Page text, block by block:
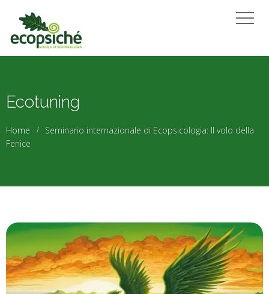
Ecotuning
Home
Seminario internazionale di Ecopsicologia: Il volo della
Fenice